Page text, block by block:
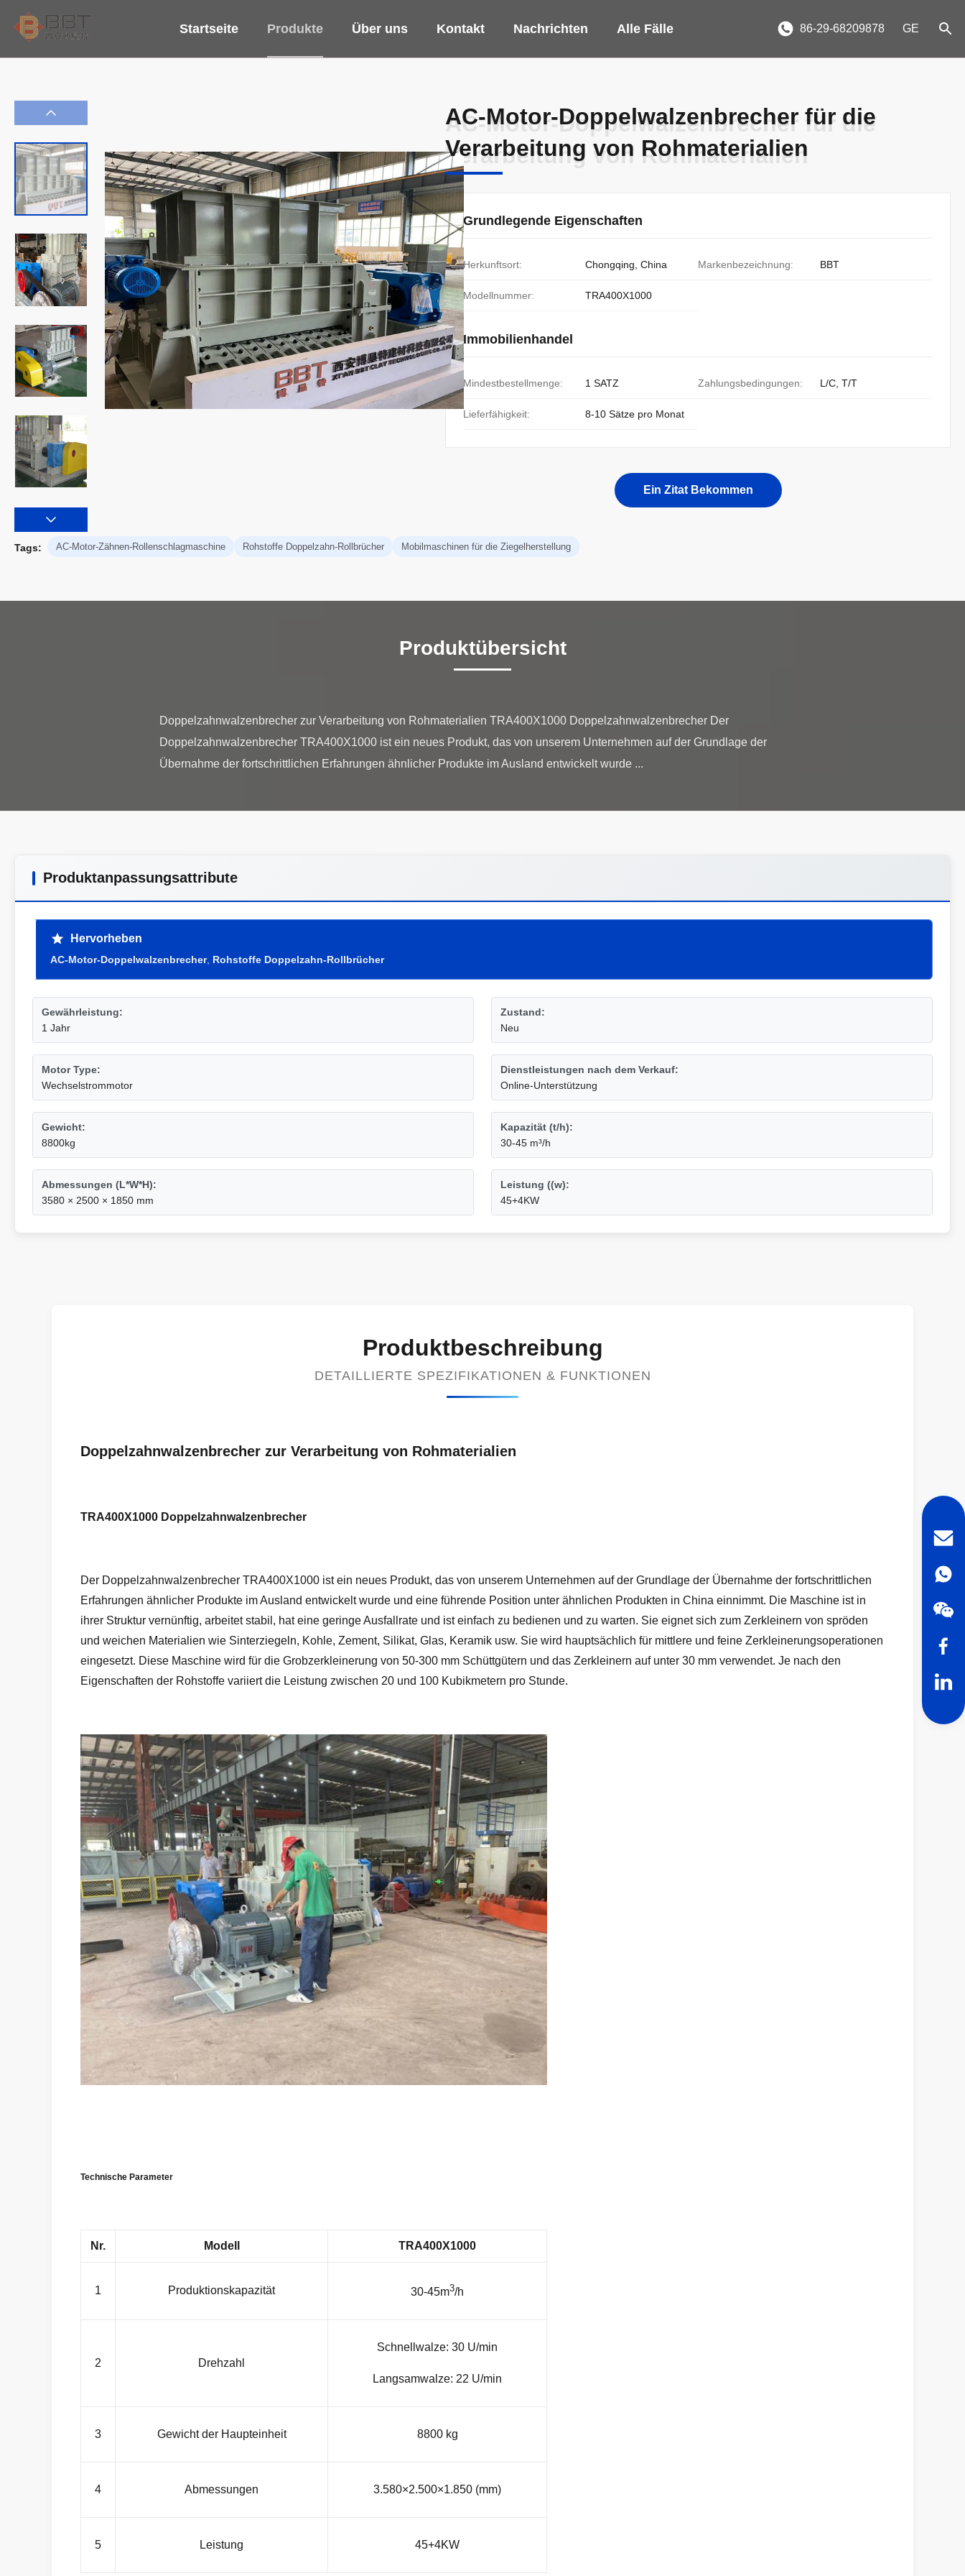
Startseite Produkte Über uns Kontakt Nachrichten Alle Fälle 86-29-68209878 GE
AC-Motor-Doppelwalzenbrecher für die
Verarbeitung von Rohmaterialien
AC-Motor-Doppelwalzenbrecher für die
Verarbeitung von Rohmaterialien
Grundlegende Eigenschaften
Herkunftsort: Chongqing, China Markenbezeichnung: BBT
Modellnummer: TRA400X1000
Immobilienhandel
Mindestbestellmenge: 1 SATZ Zahlungsbedingungen: L/C, T/T
Lieferfähigkeit: 8-10 Sätze pro Monat
Ein Zitat Bekommen
Tags: AC-Motor-Zähnen-Rollenschlagmaschine Rohstoffe Doppelzahn-Rollbrücher Mobilmaschinen für die Ziegelherstellung
Produktübersicht
Doppelzahnwalzenbrecher zur Verarbeitung von Rohmaterialien TRA400X1000 Doppelzahnwalzenbrecher Der
Doppelzahnwalzenbrecher TRA400X1000 ist ein neues Produkt, das von unserem Unternehmen auf der Grundlage der
Produktanpassungsattribute
Hervorheben
AC-Motor-Doppelwalzenbrecher, Rohstoffe Doppelzahn-Rollbrücher
Gewährleistung:
1 Jahr
Zustand:
Neu
Motor Type:
Wechselstrommotor
Dienstleistungen nach dem Verkauf:
Online-Unterstützung
Gewicht:
8800kg
Kapazität (t/h):
30-45 m³/h
Abmessungen (L*W*H):
3580 × 2500 × 1850 mm
Leistung ((w):
45+4KW
Produktbeschreibung
DETAILLIERTE SPEZIFIKATIONEN & FUNKTIONEN
Doppelzahnwalzenbrecher zur Verarbeitung von Rohmaterialien
TRA400X1000 Doppelzahnwalzenbrecher
Der Doppelzahnwalzenbrecher TRA400X1000 ist ein neues Produkt, das von unserem Unternehmen auf der Grundlage der Übernahme der fortschrittlichen
Erfahrungen ähnlicher Produkte im Ausland entwickelt wurde und eine führende Position unter ähnlichen Produkten in China einnimmt. Die Maschine ist in
ihrer Struktur vernünftig, arbeitet stabil, hat eine geringe Ausfallrate und ist einfach zu bedienen und zu warten. Sie eignet sich zum Zerkleinern von spröden
und weichen Materialien wie Sinterziegeln, Kohle, Zement, Silikat, Glas, Keramik usw. Sie wird hauptsächlich für mittlere und feine Zerkleinerungsoperationen
eingesetzt. Diese Maschine wird für die Grobzerkleinerung von 50-300 mm Schüttgütern und das Zerkleinern auf unter 30 mm verwendet. Je nach den
Eigenschaften der Rohstoffe variiert die Leistung zwischen 20 und 100 Kubikmetern pro Stunde.
Technische Parameter
Nr. Modell TRA400X1000
1 Produktionskapazität 30-45m3/h
2 Drehzahl
Schnellwalze: 30 U/min
Langsamwalze: 22 U/min
3 Gewicht der Haupteinheit 8800 kg
4 Abmessungen 3.580×2.500×1.850 (mm)
5 Leistung 45+4KW